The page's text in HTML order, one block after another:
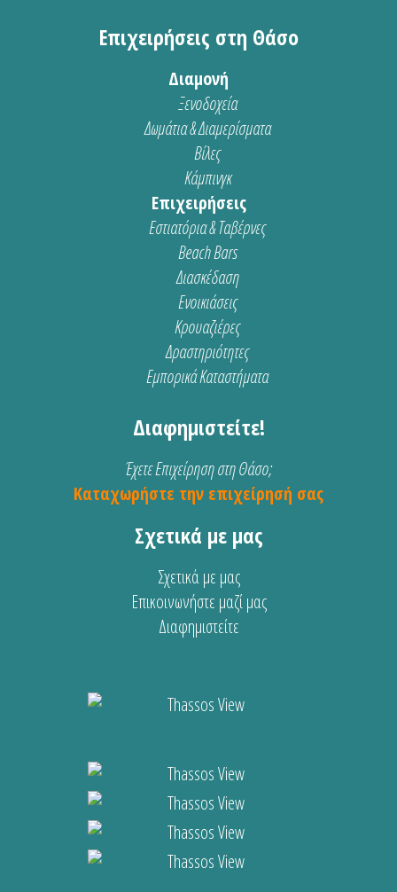
Επιχειρήσεις στη Θάσο
Διαμονή
Ξενοδοχεία
Δωμάτια & Διαμερίσματα
Βίλες
Κάμπινγκ
Επιχειρήσεις
Εστιατόρια & Ταβέρνες
Beach Bars
Διασκέδαση
Ενοικιάσεις
Κρουαζιέρες
Δραστηριότητες
Εμπορικά Καταστήματα
Διαφημιστείτε!
Έχετε Επιχείρηση στη Θάσο;
Καταχωρήστε την επιχείρησή σας
Σχετικά με μας
Σχετικά με μας
Επικοινωνήστε μαζί μας
Διαφημιστείτε